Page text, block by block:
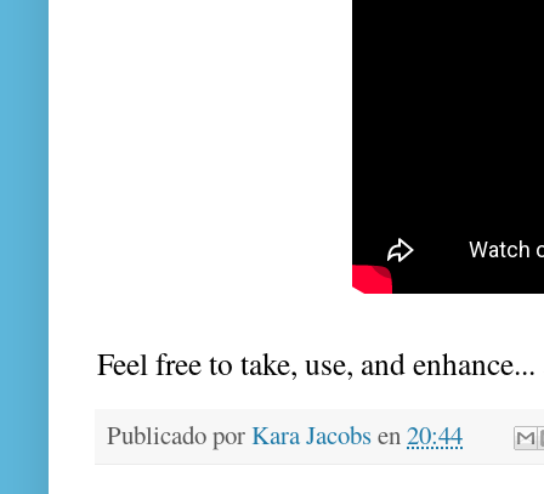
Feel free to take, use, and
Publicado porKara Jacobsen 20:44